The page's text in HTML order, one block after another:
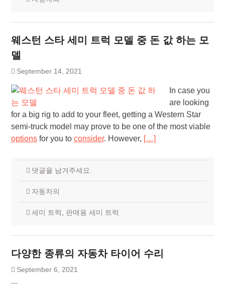
웨스턴 스타 세미 트럭 모델 중 돈 값 하는 모
델
September 14, 2021
In case you
are looking
for a big rig to add to your fleet, getting a Western Star
semi-truck model may prove to be one of the most viable
optionsfor you to consider. However, […]
댓글을 남겨주세요.
자동차의
세미 트럭, 판매용 세미 트럭
다양한 종류의 자동차 타이어 수리
September 6, 2021